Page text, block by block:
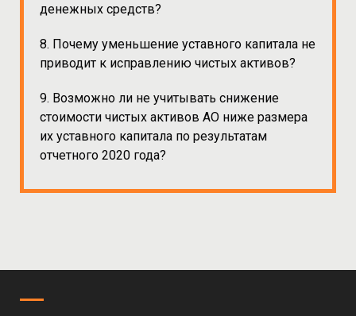
денежных средств?
8. Почему уменьшение уставного капитала не
приводит к исправлению чистых активов?
9. Возможно ли не учитывать снижение
стоимости чистых активов АО ниже размера
их уставного капитала по результатам
отчетного 2020 года?